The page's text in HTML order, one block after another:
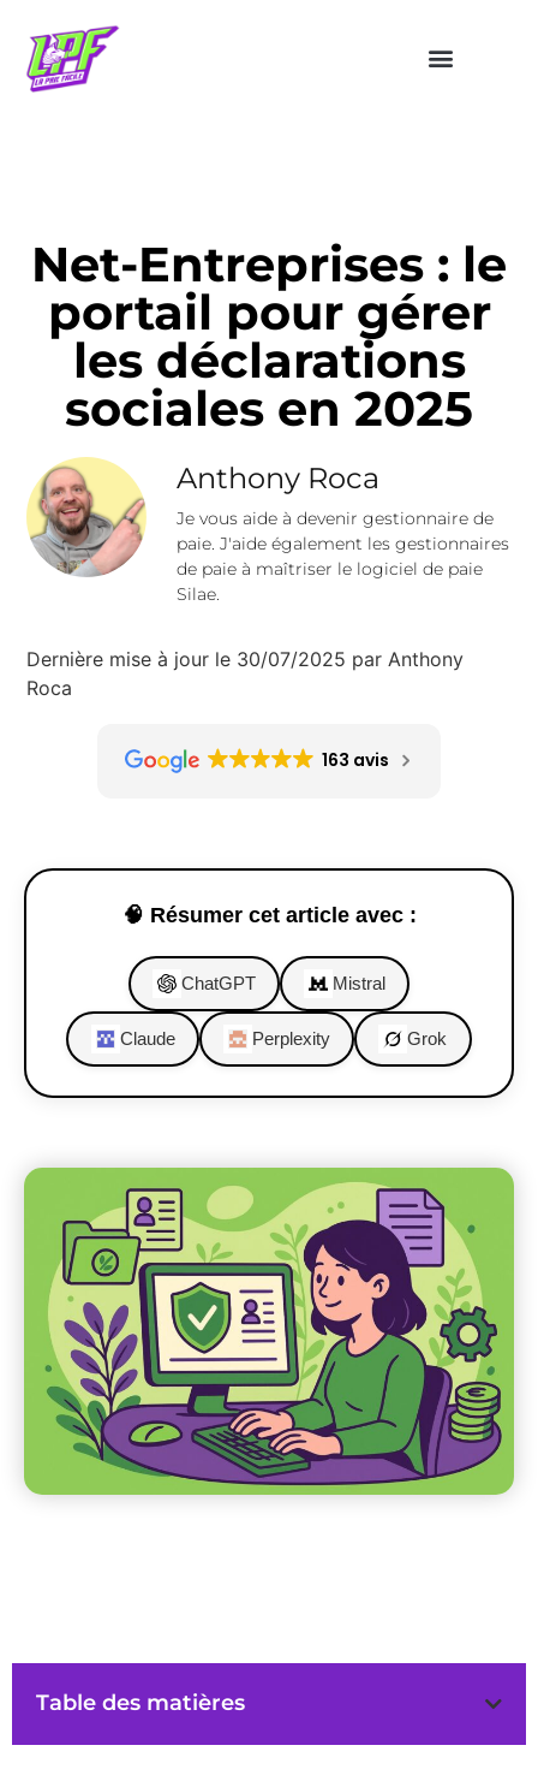
Net-Entreprises : le
portail pour gérer
les déclarations
sociales en 2025
Anthony Roca
Je vous aide à devenir gestionnaire de
paie. J'aide également les gestionnaires
de paie à maîtriser le logiciel de paie
Silae.
Dernière mise à jour le 30/07/2025 par Anthony
Roca
163 avis
🧠 Résumer cet article avec :
ChatGPT Mistral
Claude Perplexity Grok
Table des matières